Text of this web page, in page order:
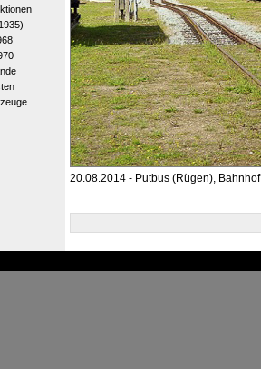
20.08.2014 - Putbus (Rügen), Bahnhof